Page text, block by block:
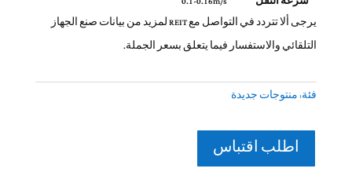
يرجى ألا تتردد في التواصل مع REIT لمزيد من بيانات صنع الجهاز
التلقائي والاستفسار فيما يتعلق بسعر الجملة.
فئة:منتوجات جديدة
اطلب اقتباس